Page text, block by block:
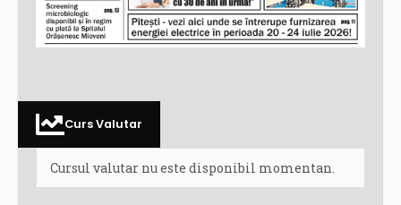
Curs Valutar
Cursul valutar nu este disponibil momentan.